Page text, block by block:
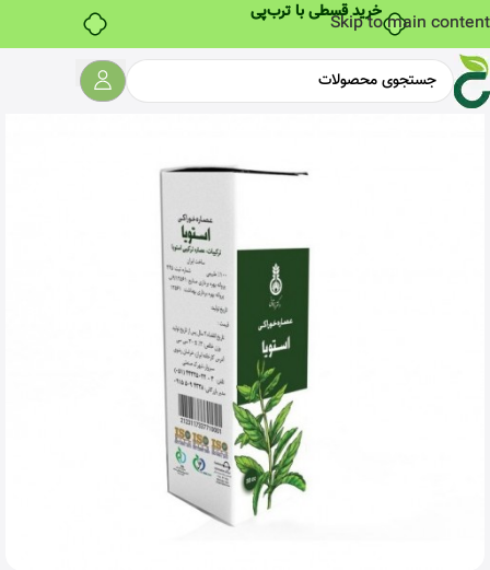
خرید قسطی با ترب‌پیSkip to main content